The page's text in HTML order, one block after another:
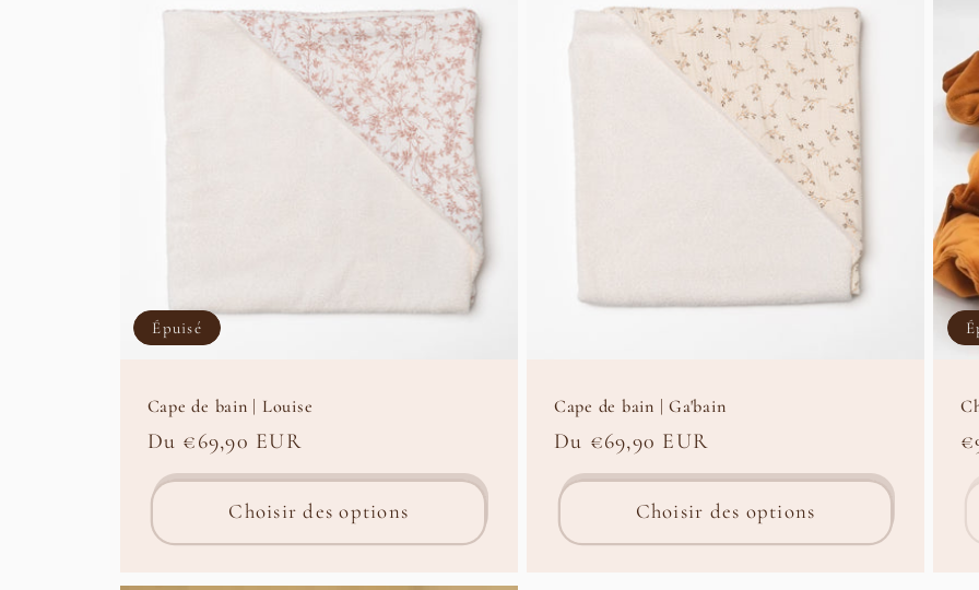
Épuisé
Cape de bain | Louise
Prix
habituel
Du €69,90 EUR
Choisir des options
Cape de bain | Ga'bain
Prix
habituel
Du €69,90 EUR
Choisir des options